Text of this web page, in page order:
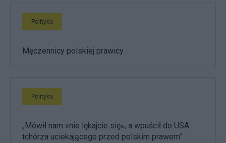
Polityka
Męczennicy polskiej prawicy
Polityka
„Mówił nam »nie lękajcie się«, a wpuścił do USA
tchórza uciekającego przed polskim prawem”